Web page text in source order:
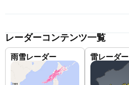
レーダーコンテンツ一覧
雨雪レーダー 雷レーダー